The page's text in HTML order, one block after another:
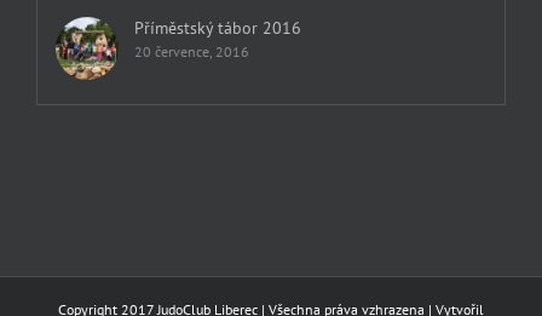
Příměstský tábor 2016
20 července, 2016
Copyright 2017 JudoClub Liberec | Všechna práva vzhrazena | Vytvořil